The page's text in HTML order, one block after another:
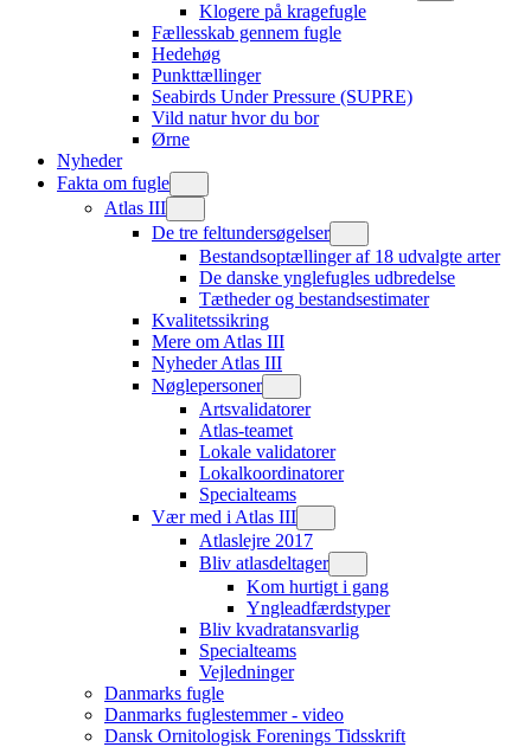
Klogere på kragefugle
Fællesskab gennem fugle
Hedehøg
Punkttællinger
Seabirds Under Pressure (SUPRE)
Vild natur hvor du bor
Ørne
Nyheder
Fakta om fugle
Atlas III
De tre feltundersøgelser
Bestandsoptællinger af 18 udvalgte arter
De danske ynglefugles udbredelse
Tætheder og bestandsestimater
Kvalitetssikring
Mere om Atlas III
Nyheder Atlas III
Nøglepersoner
Artsvalidatorer
Atlas-teamet
Lokale validatorer
Lokalkoordinatorer
Specialteams
Vær med i Atlas III
Atlaslejre 2017
Bliv atlasdeltager
Kom hurtigt i gang
Yngleadfærdstyper
Bliv kvadratansvarlig
Specialteams
Vejledninger
Danmarks fugle
Danmarks fuglestemmer - video
Dansk Ornitologisk Forenings Tidsskrift